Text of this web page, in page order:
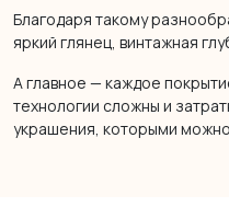
Благодаря такому
яркий глянец, винтажная
А главное — каждое
технологии сложны и
украшения, которыми